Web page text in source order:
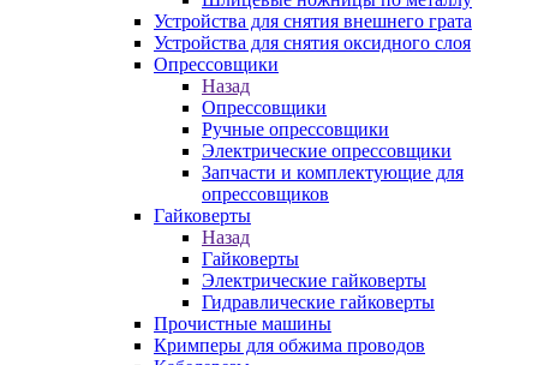
Устройства для снятия внешнего грата
Устройства для снятия оксидного слоя
Опрессовщики
Назад
Опрессовщики
Ручные опрессовщики
Электрические опрессовщики
Запчасти и комплектующие для
опрессовщиков
Гайковерты
Назад
Гайковерты
Электрические гайковерты
Гидравлические гайковерты
Прочистные машины
Кримперы для обжима проводов